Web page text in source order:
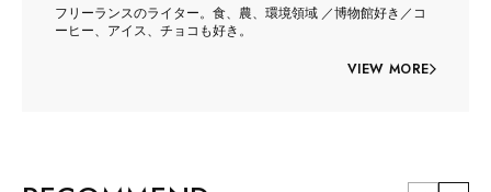
フリーランスのライター。食、農、環境領域 ／博物館好き／コ
ーヒー、アイス、チョコも好き。
VIEW MORE